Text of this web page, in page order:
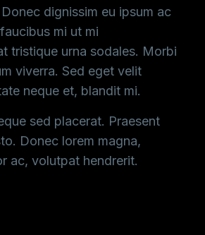
dignissim eu ipsum ac
mi ut mi
tristique urna sodales. Morbi
viverra. Sed eget velit
neque et, blandit mi.
sed placerat. Praesent
Donec lorem magna,
ac, volutpat hendrerit.